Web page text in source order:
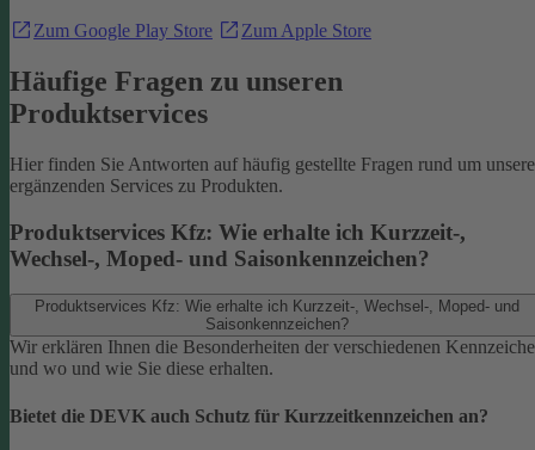
Zum Google Play Store Zum Apple Store
Häufige Fragen zu unseren
Produktservices
Hier finden Sie Antworten auf häufig gestellte Fragen rund um unsere
ergänzenden Services zu Produkten.
Produktservices Kfz: Wie erhalte ich Kurzzeit-,
Wechsel-, Moped- und Saisonkennzeichen?
Produktservices Kfz: Wie erhalte ich Kurzzeit-, Wechsel-, Moped- und
Saisonkennzeichen?
Wir erklären Ihnen die Besonderheiten der verschiedenen
und wo und wie Sie diese erhalten.
Bietet die DEVK auch Schutz für Kurzzeitkennzeichen an?